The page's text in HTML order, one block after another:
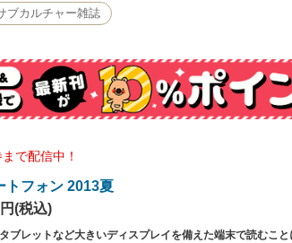
防ぐ方法など、不測の事態に備えます。さらに、スマホ
ホ生活を！
ブカルチャー雑誌
で配信中！
トフォン 2013夏
(税込)
ブレットなど大きいディスプレイを備えた端末で読むこと